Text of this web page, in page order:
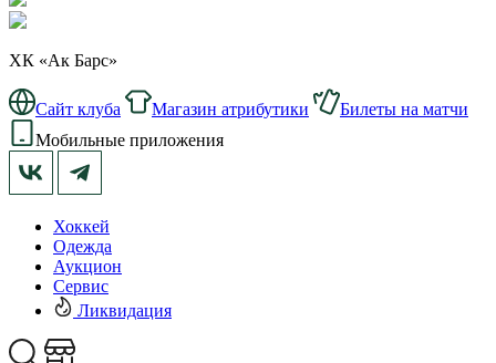
ХК «Ак Барс»
Сайт клуба Магазин атрибутики
Билеты на матчи
Мобильные приложения
Хоккей
Одежда
Аукцион
Сервис
Ликвидация